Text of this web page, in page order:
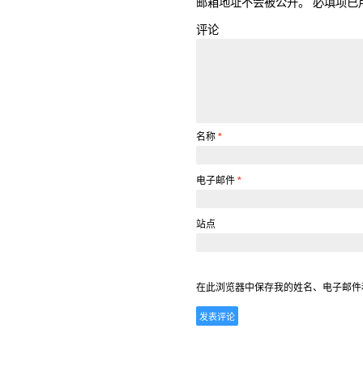
邮箱地址不会被公开。 必填项已
评论
名称 *
电子邮件 *
站点
在此浏览器中保存我的姓名、电子邮